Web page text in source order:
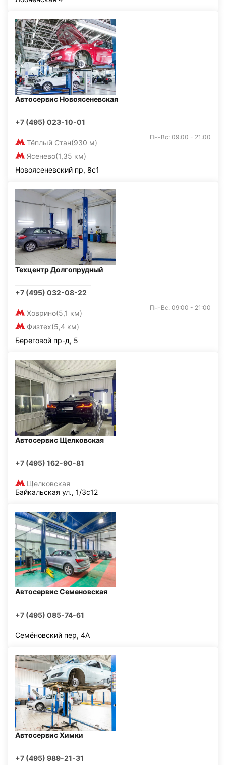
Автосервис Новоясеневская
+7 (495) 023-10-01
Тёплый Стан(930 м)
Ясенево(1,35 км)
Пн-Вс: 09:00 - 21:00
Новоясеневский пр, 8с1
Техцентр Долгопрудный
+7 (495) 032-08-22
Ховрино(5,1 км)
Физтех(5,4 км)
Пн-Вс: 09:00 - 21:00
Береговой пр-д, 5
Автосервис Щелковская
+7 (495) 162-90-81
Щелковская
Байкальская ул., 1/3с12
Автосервис Семеновская
+7 (495) 085-74-61
Семёновский пер, 4А
Автосервис Химки
+7 (495) 989-21-31